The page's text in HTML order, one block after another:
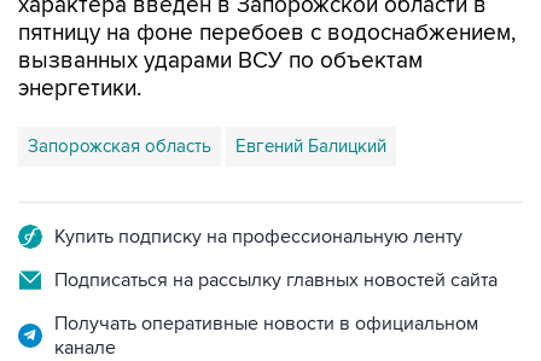
пятницу на фоне перебоев с водоснабжением,
вызванных ударами ВСУ по объектам
энергетики.
Запорожская область Евгений Балицкий
Купить подписку на профессиональную ленту
Подписаться на рассылку главных новостей сайта
Получать оперативные новости в официальном
канале